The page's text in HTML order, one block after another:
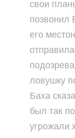
свои
позвонил
его
ловушку
Баха
был так
угрожали